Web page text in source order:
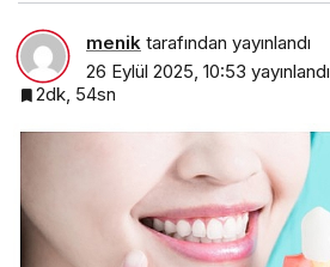
menik tarafından yayınlandı
26 Eylül 2025, 10:53 yayınlandı
2dk, 54sn